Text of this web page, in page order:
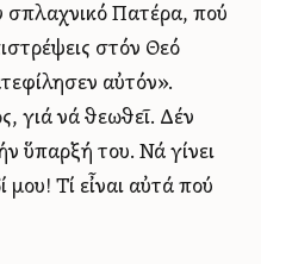
σπλαχνικό Πατέρα, πού
στόν Θεό
αὐτόν».
γιά νά θεωθεῖ. Δέν
ὕπαρξή του. Νά γίνει
Τί εἶναι αὐτά πού